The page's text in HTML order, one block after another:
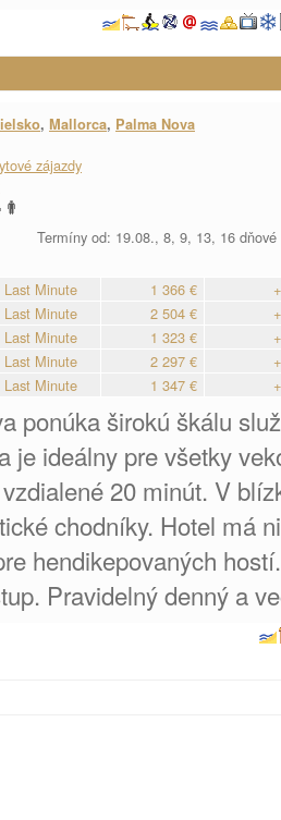
, Mallorca, Palma Nova
zájazdy
Termíny od: 19.08., 8, 9, 13, 16 dňové
Last Minute 1 366 €
Last Minute 2 504 €
Last Minute 1 323 €
Last Minute 2 297 €
Last Minute 1 347 €
ponúka širokú škálu
je ideálny pre všetky
20 minút. V
chodníky. Hotel má
hendikepovaných
Pravidelný denný a